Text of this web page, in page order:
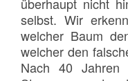
selbst. Wir
welcher Baum
welcher den
Nach 40 Jahren